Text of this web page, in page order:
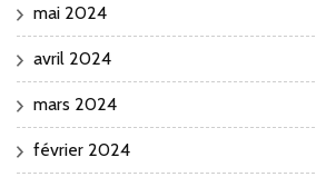
mai 2024
avril 2024
mars 2024
février 2024